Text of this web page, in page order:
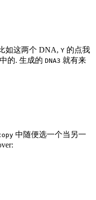
如这两个 DNA, Y 的点我
中的. 生成的 DNA3 就有来
中随便选一个当另一